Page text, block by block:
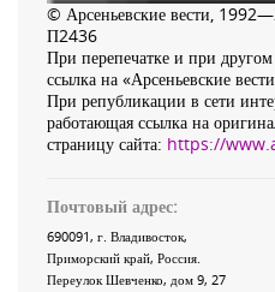
© Арсеньевские вести,
П2436
При перепечатке и при
ссылка на «Арсеньевские
При републикации в сети
работающая ссылка на
страницу сайта: https://
Почтовый адрес:
690091, г. Владивосток,
Приморский край, Россия
Переулок Шевченко, дом 9, 27